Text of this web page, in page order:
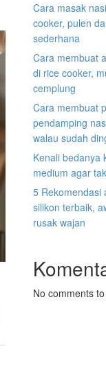
Cara masak
cooker, pulen
sederhana
Cara membuat
di rice cooker,
cemplung
Cara membuat
pendamping
walau sudah
Kenali bedanya
medium agar
5 Rekomendasi
silikon terbaik,
rusak wajan
No comments